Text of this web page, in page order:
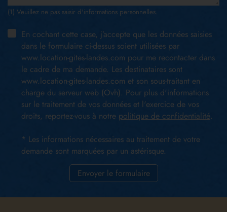
(1) Veuillez ne pas saisir d'informations personnelles.
En cochant cette case, j’accepte que les données saisies
dans le formulaire ci-dessus soient utilisées par
www.location-gites-landes.com pour me recontacter dans
le cadre de ma demande. Les destinataires sont
www.location-gites-landes.com et son sous-traitant en
charge du serveur web (Ovh). Pour plus d'informations
sur le traitement de vos données et l'exercice de vos
droits, reportez-vous à notre politique de confidentialité.
* Les informations nécessaires au traitement de votre
demande sont marquées par un astérisque.
Envoyer le formulaire